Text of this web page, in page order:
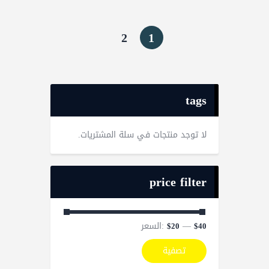
1
2
tags
لا توجد منتجات في سلة المشتريات.
price filter
تصفية
السعر: $20 — $40